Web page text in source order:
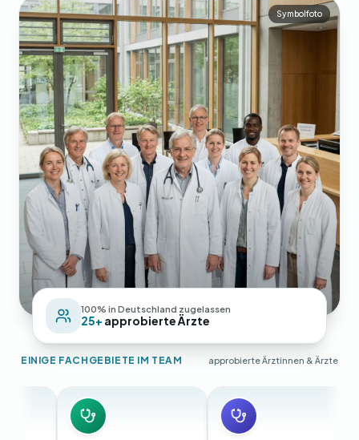
Symbolfoto
100% in Deutschland zugelassen
25+ approbierte Ärzte
EINIGE FACHGEBIETE IM TEAM approbierte Ärztinnen & Ärzte